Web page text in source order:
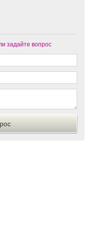
задайте вопрос